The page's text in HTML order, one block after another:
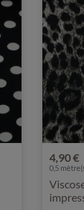
4,90 €
0,5